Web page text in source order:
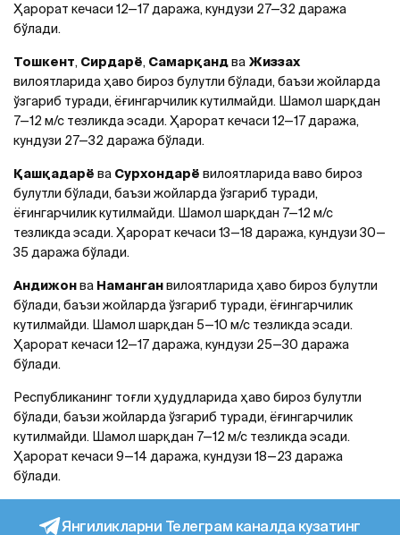
Ҳарорат кечаси 12—17 даража, кундузи 27—32 даража
бўлади.
Тошкент, Сирдарё, Самарқандва Жиззах
вилоятларида ҳаво бироз булутли бўлади, баъзи жойларда
ўзгариб туради, ёғингарчилик кутилмайди. Шамол шарқдан
7—12 м/с тезликда эсади. Ҳарорат кечаси 12—17 даража,
кундузи 27—32 даража бўлади.
Қашқадарё ва Сурхондарё вилоятларида ваво бироз
булутли бўлади, баъзи жойларда ўзгариб туради,
ёғингарчилик кутилмайди. Шамол шарқдан 7—12 м/с
тезликда эсади. Ҳарорат кечаси 13—18 даража, кундузи 30—
35 даража бўлади.
Aндижонва Наманганвилоятларида ҳаво бироз булутли
бўлади, баъзи жойларда ўзгариб туради, ёғингарчилик
кутилмайди. Шамол шарқдан 5—10 м/с тезликда эсади.
Ҳарорат кечаси 12—17 даража, кундузи 25—30 даража
бўлади.
Республиканинг тоғли ҳудудларида ҳаво бироз булутли
бўлади, баъзи жойларда ўзгариб туради, ёғингарчилик
кутилмайди. Шамол шарқдан 7—12 м/с тезликда эсади.
Ҳарорат кечаси 9—14 даража, кундузи 18—23 даража
бўлади.
Янгиликларни Телеграм каналда кузатинг